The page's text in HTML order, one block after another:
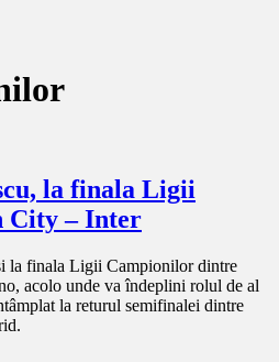
la finala Ligii
City – Inter
la finala Ligii Campionilor dintre
acolo unde va îndeplini rolul de al
la returul semifinalei dintre